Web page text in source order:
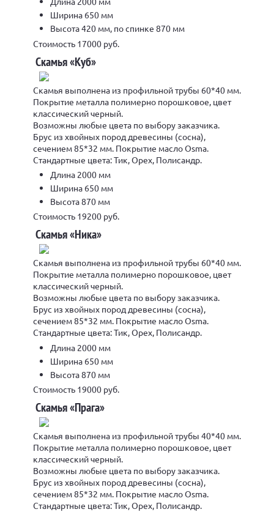
Ширина 650 мм
Высота 420 мм, по спинке 870 мм
Стоимость 17000 руб.
Скамья «Куб»
Скамья выполнена из профильной трубы 60*40 мм.
Покрытие металла полимерно порошковое, цвет
классический черный.
Возможны любые цвета по выбору заказчика.
Брус из хвойных пород древесины (сосна),
сечением 85*32 мм. Покрытие масло Osma.
Стандартные цвета: Тик, Орех, Полисандр.
Длина 2000 мм
Ширина 650 мм
Высота 870 мм
Стоимость 19200 руб.
Скамья «Ника»
Скамья выполнена из профильной трубы 60*40 мм.
Покрытие металла полимерно порошковое, цвет
классический черный.
Возможны любые цвета по выбору заказчика.
Брус из хвойных пород древесины (сосна),
сечением 85*32 мм. Покрытие масло Osma.
Стандартные цвета: Тик, Орех, Полисандр.
Длина 2000 мм
Ширина 650 мм
Высота 870 мм
Стоимость 19000 руб.
Скамья «Прага»
Скамья выполнена из профильной трубы 40*40 мм.
Покрытие металла полимерно порошковое, цвет
классический черный.
Возможны любые цвета по выбору заказчика.
Брус из хвойных пород древесины (сосна),
сечением 85*32 мм. Покрытие масло Osma.
Стандартные цвета: Тик, Орех, Полисандр.